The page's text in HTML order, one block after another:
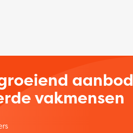
aanbod
vakmensen